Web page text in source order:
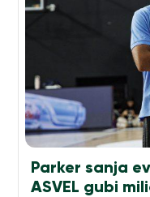
Parker sanja
ASVEL gubi